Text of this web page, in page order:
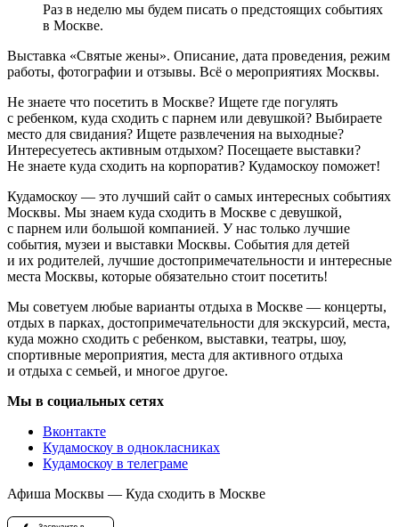
Раз в неделю мы будем писать о предстоящих событиях
в Москве.
Выставка «Святые жены». Описание, дата проведения, режим
работы, фотографии и отзывы. Всё о мероприятиях Москвы.
Не знаете что посетить в Москве? Ищете где погулять
с ребенком, куда сходить с парнем или девушкой? Выбираете
место для свидания? Ищете развлечения на выходные?
Интересуетесь активным отдыхом? Посещаете выставки?
Не знаете куда сходить на корпоратив? Кудамоскоу поможет!
Кудамоскоу — это лучший сайт о самых интересных событиях
Москвы. Мы знаем куда сходить в Москве с девушкой,
с парнем или большой компанией. У нас только лучшие
события, музеи и выставки Москвы. События для детей
и их родителей, лучшие достопримечательности и интересные
места Москвы, которые обязательно стоит посетить!
Мы советуем любые варианты отдыха в Москве — концерты,
отдых в парках, достопримечательности для экскурсий, места,
куда можно сходить с ребенком, выставки, театры, шоу,
спортивные мероприятия, места для активного отдыха
и отдыха с семьей, и многое другое.
Мы в социальных сетях
Вконтакте
Кудамоскоу в однокласниках
Кудамоскоу в телеграме
Афиша Москвы — Куда сходить в Москве